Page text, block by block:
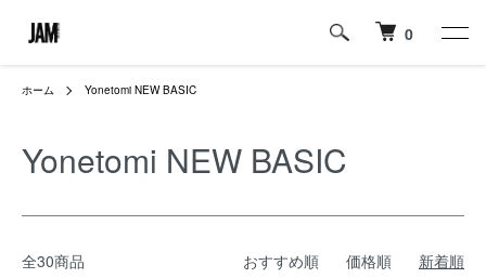
0
ホーム Yonetomi NEW BASIC
Yonetomi NEW BASIC
全30商品 おすすめ順 価格順 新着順